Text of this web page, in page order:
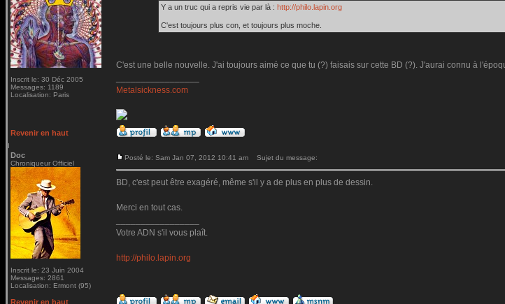
Inscrit le: 30 Déc 2005
Messages: 1189
Localisation: Paris
Y a un truc qui a repris vie par là : http://philo.lapin.org
C'est toujours plus con, et toujours plus moche.
C'est une belle nouvelle. J'ai toujours aimé ce que tu (?) faisais sur cette BD (?). J'aurai connu à
Metalsickness.com
Revenir en haut
Doc
Chroniqueur Officiel
Inscrit le: 23 Juin 2004
Messages: 2861
Localisation: Ermont (95)
Posté le: Sam Jan 07, 2012 10:41 am Sujet du message:
BD, c'est peut être exagéré, même s'il y a de plus en plus de dessin.
Merci en tout cas.
Votre ADN s'il vous plaît.
http://philo.lapin.org
Revenir en haut